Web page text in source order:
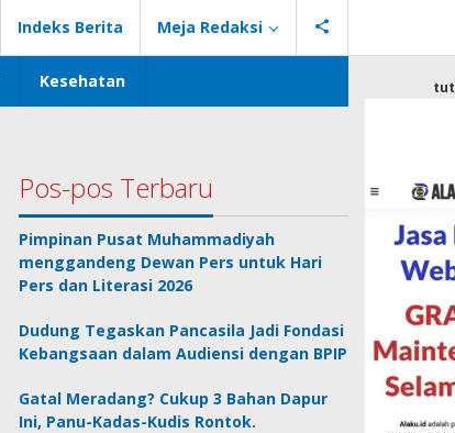
Indeks Berita Meja Redaksi
Kesehatan
Pos-pos Terbaru
Pimpinan Pusat Muhammadiyah
menggandeng Dewan Pers untuk Hari
Pers dan Literasi 2026
Dudung Tegaskan Pancasila Jadi Fondasi
Kebangsaan dalam Audiensi dengan BPIP
Gatal Meradang? Cukup 3 Bahan Dapur
Ini, Panu-Kadas-Kudis Rontok.